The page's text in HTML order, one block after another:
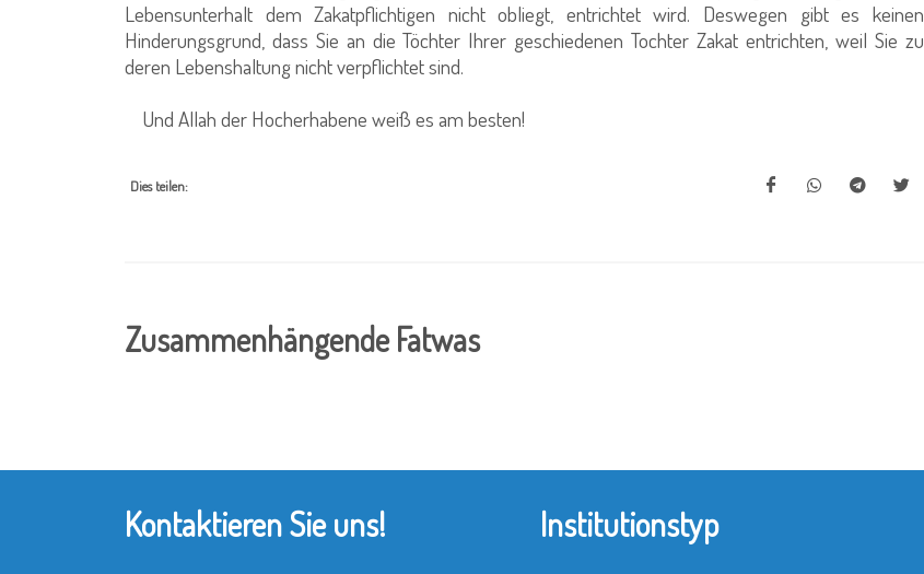
Lebensunterhalt dem Zakatpflichtigen nicht obliegt, entrichtet wird. Deswegen gibt es keinen
Hinderungsgrund, dass Sie an die Töchter Ihrer geschiedenen Tochter Zakat entrichten, weil Sie zu
deren Lebenshaltung nicht verpflichtet sind.
Und Allah der Hocherhabene weiß es am besten!
Dies teilen:
Zusammenhängende Fatwas
Kontaktieren Sie uns! Institutionstyp